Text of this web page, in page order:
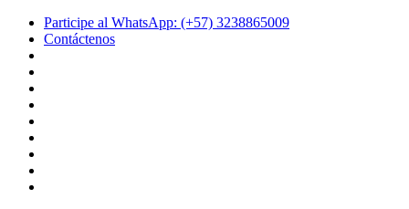
Participe al WhatsApp: (+57) 3238865009
Contáctenos